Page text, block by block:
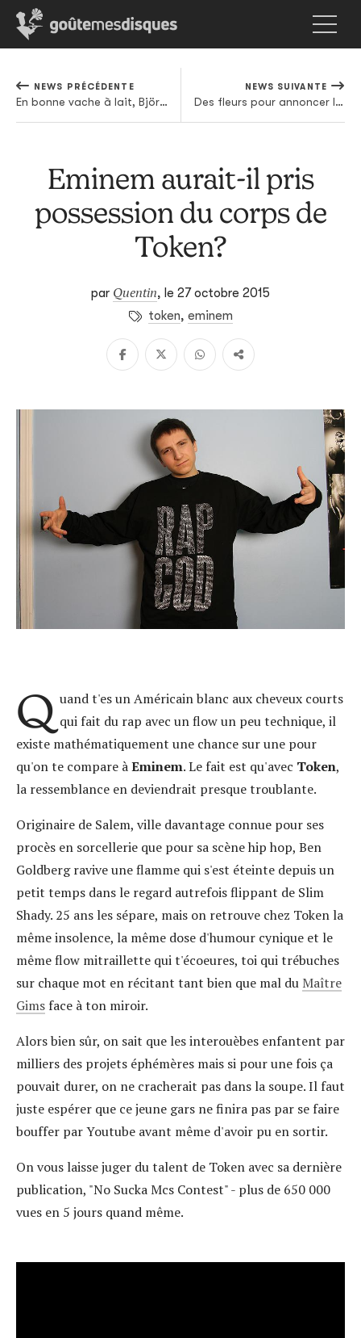
NEWS PRÉCÉDENTE
En bonne vache à lait, Björk va sortir une troisième version de Vulnicura
NEWS SUIVANTE
Des fleurs pour annoncer le nouveau Kangding Ray
Eminem aurait-il pris
possession du corps de
Token?
par Quentin, le 27 octobre 2015
token, eminem
Q uand t'es un Américain blanc aux cheveux courts
qui fait du rap avec un flow un peu technique, il
existe mathématiquement une chance sur une pour
qu'on te compare àEminem. Le fait est qu'avec Token,
la ressemblance en deviendrait presque troublante.
Originaire de Salem, ville davantage connue pour ses
procès en sorcellerie que pour sa scène hip hop, Ben
Goldberg ravive une flamme qui s'est éteinte depuis un
petit temps dans le regard autrefois flippant de Slim
Shady. 25 ans les sépare, mais on retrouve chez Token la
même insolence, la même dose d'humour cynique et le
même flow mitraillette qui t'écoeures, toi qui trébuches
sur chaque mot en récitant tant bien que mal du Maître
Gims face à ton miroir.
Alors bien sûr, on sait que les interouèbes enfantent par
milliers des projets éphémères mais si pour une fois ça
pouvait durer, on ne cracherait pas dans la soupe. Il faut
juste espérer que ce jeune gars ne finira pas par se faire
bouffer par Youtube avant même d'avoir pu en sortir.
On vous laisse juger du talent de Token avec sa dernière
publication, "No Sucka Mcs Contest" - plus de 650 000
vues en 5 jours quand même.